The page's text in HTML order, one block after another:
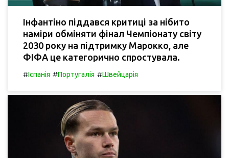
Інфантіно піддався критиці за нібито
наміри обміняти фінал Чемпіонату світу
2030 року на підтримку Марокко, але
ФІФА це категорично спростувала.
#Іспанія #Португалія #Швейцарія